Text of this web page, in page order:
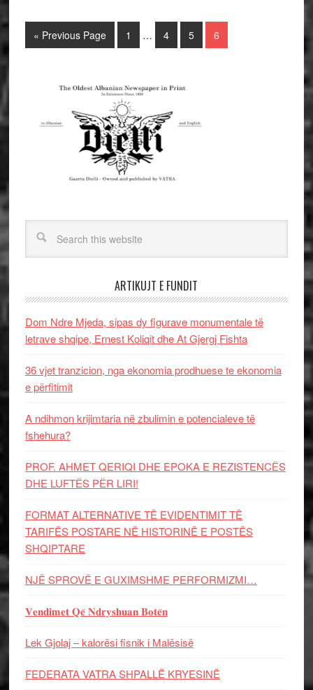
« Previous Page 1 … 4 5 6
ARTIKUJT E FUNDIT
Dom Ndre Mjeda, sipas dy figurave monumentale të
letrave shqipe, Ernest Koliqit dhe At Gjergj Fishta
36 vjet tranzicion, nga ekonomia prodhuese te ekonomia
e përfitimit
A ndihmon krijimtaria në zbulimin e potencialeve të
fshehura?
PROF. AHMET QERIQI DHE EPOKA E REZISTENCЁS
DHE LUFTЁS PЁR LIRI!
FORMAT ALTERNATIVE TË EVIDENTIMIT TË
TARIFËS POSTARE NË HISTORINË E POSTËS
SHQIPTARE
NJË SPROVË E GUXIMSHME PERFORMIZMI…
𝐕𝐞𝐧𝐝𝐢𝐦𝐞𝐭 𝐐𝐞̈ 𝐍𝐝𝐫𝐲𝐬𝐡𝐮𝐚𝐧 𝐁𝐨𝐭𝐞̈𝐧
Lek Gjolaj – kalorësi fisnik i Malësisë
FEDERATA VATRA SHPALLË KRYESINË